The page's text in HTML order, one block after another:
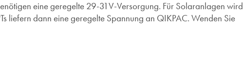
eine geregelte 29-31V-Versorgung. Für Solaranlagen wird
liefern dann eine geregelte Spannung an QIKPAC. Wenden Sie